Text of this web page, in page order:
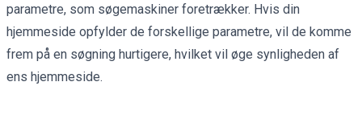
parametre, som søgemaskiner foretrækker. Hvis din
hjemmeside opfylder de forskellige parametre, vil de komme
frem på en søgning hurtigere, hvilket vil øge synligheden af
ens hjemmeside.